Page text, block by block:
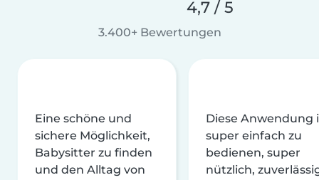
4,7 / 5
3.400+ Bewertungen
Eine schöne und
sichere Möglichkeit,
Babysitter zu finden
und den Alltag von
Diese Anwendung
super einfach zu
bedienen, super
nützlich,